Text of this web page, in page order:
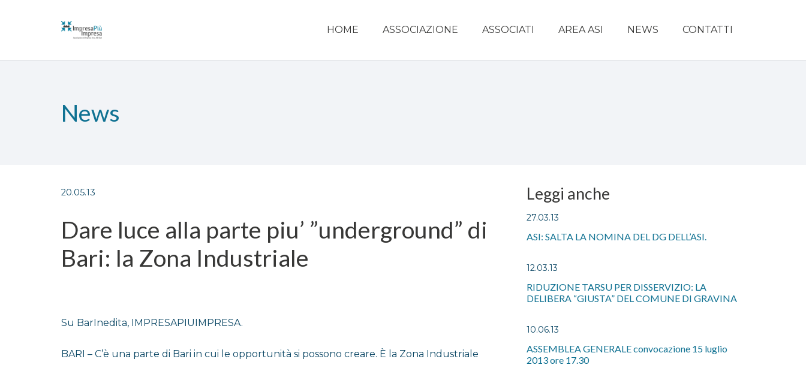
HOME ASSOCIAZIONE ASSOCIATI AREA ASI NEWS CONTATTI
News
20.05.13
Dare luce alla parte piu’ ”underground” di
Bari: la Zona Industriale
Su BarInedita, IMPRESAPIUIMPRESA.
BARI – C’è una parte di Bari in cui le opportunità si possono creare. È la Zona Industriale
Leggi anche
27.03.13
ASI: SALTA LA NOMINA DEL DG DELL’ASI.
12.03.13
RIDUZIONE TARSU PER DISSERVIZIO: LA
DELIBERA “GIUSTA” DEL COMUNE DI GRAVINA
10.06.13
ASSEMBLEA GENERALE convocazione 15 luglio
2013 ore 17.30